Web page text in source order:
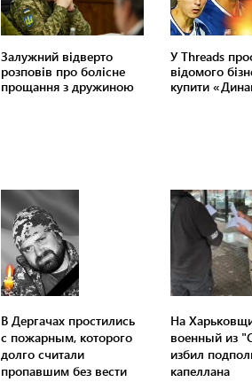
В Дергачах простились
с пожарным, которого
долго считали
пропавшим без вести
На
военный из
избил
капеллана